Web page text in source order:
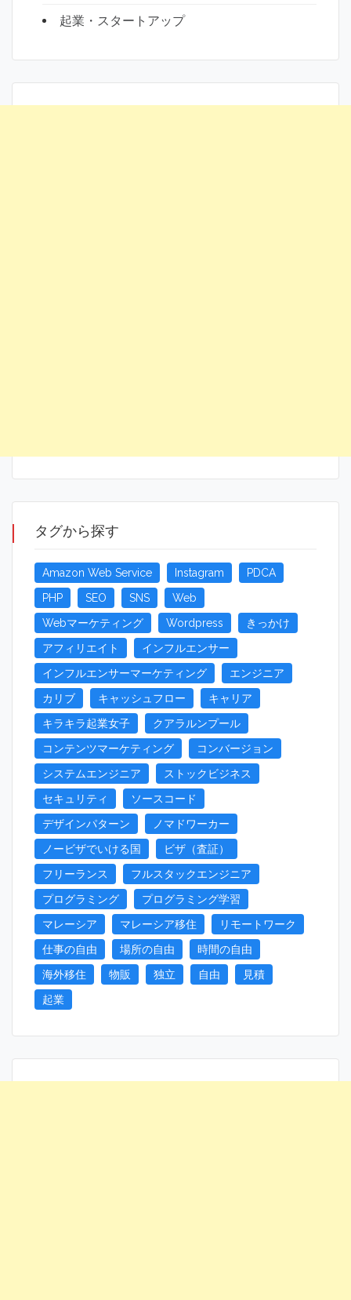
起業・スタートアップ
タグから探す
Amazon Web Service Instagram
PDCA
PHP
SEO SNS
Web
Webマーケティング
Wordpress
きっかけ
アフィリエイト
インフルエンサー
インフルエンサーマーケティング
エンジニア
カリブ
キャッシュフロー
キャリア
キラキラ起業女子
クアラルンプール
コンテンツマーケティング
コンバージョン
システムエンジニア
ストックビジネス
セキュリティ
ソースコード
デザインパターン
ノマドワーカー
ノービザでいける国
ビザ（査証）
フリーランス
フルスタックエンジニア
プログラミング
プログラミング学習
マレーシア
マレーシア移住
リモートワーク
仕事の自由
場所の自由
時間の自由
海外移住
物販 独立 自由
見積
起業